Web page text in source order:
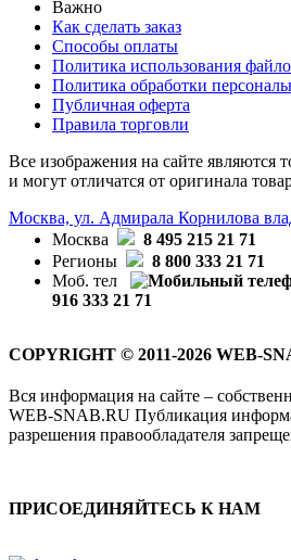
Важно
Как сделать заказ
Способы оплаты
Политика использования
Политика обработки
Публичная оферта
Правила торговли
Все изображения на сайте являются
и могут отличатся от оригинала
Москва, ул. Адмирала Корнилова
Москва
8 495 215 21 71
Регионы
8 800 333 21 71
Моб. тел
916 333 21 71
COPYRIGHT © 2011-2026 WEB-
Вся информация на сайте –
WEB-SNAB.RU Публикация
разрешения правообладателя
ПРИСОЕДИНЯЙТЕСЬ К НАМ